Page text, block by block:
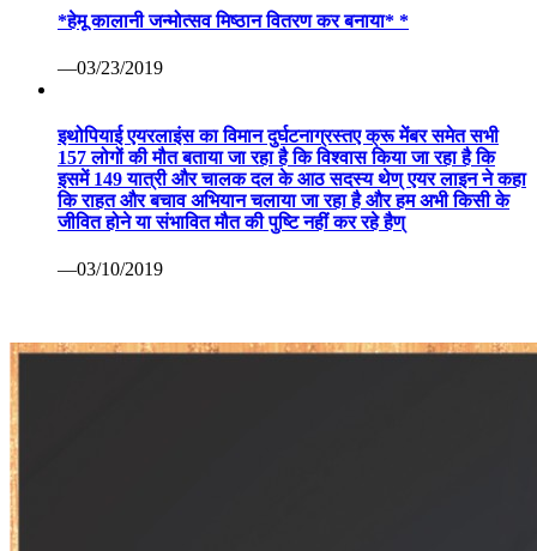
*हेमू कालानी जन्मोत्सव मिष्ठान वितरण कर बनाया* *
—03/23/2019
इथोपियाई एयरलाइंस का विमान दुर्घटनाग्रस्तए क्रू मेंबर समेत सभी
157 लोगों की मौत बताया जा रहा है कि विश्वास किया जा रहा है कि
इसमें 149 यात्री और चालक दल के आठ सदस्य थेण् एयर लाइन ने कहा
कि राहत और बचाव अभियान चलाया जा रहा है और हम अभी किसी के
जीवित होने या संभावित मौत की पुष्टि नहीं कर रहे हैण्
—03/10/2019